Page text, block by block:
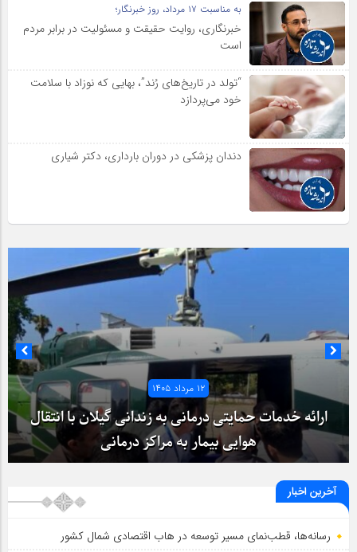
به مناسبت ۱۷ مرداد، روز خبرنگار؛
خبرنگاری، روایت حقیقت و مسئولیت‌ در برابر مردم
است
“تولد در تاریخ‌های رُند”، بهایی که نوزاد با سلامت
خود می‌پردازد
دندان پزشکی در دوران بارداری، دکتر شیاری
۱۲ مرداد ۱۴۰۵
ارائه خدمات حمایتی درمانی به زندانی گیلان با انتقال
هوایی بیمار به مراکز درمانی
آخرین اخبار
رسانه‌ها، قطب‌نمای مسیر توسعه در هاب اقتصادی شمال كشور